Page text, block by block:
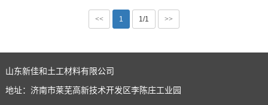
<< 1 1/1 >>
山东新佳和土工材料有限公司
地址：济南市莱芜高新技术开发区李陈庄工业园